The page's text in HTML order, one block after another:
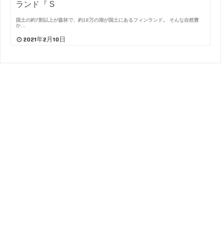
ランド『 S
国土の約7割以上が森林で、約18万の湖が国土にあるフィンランド。 そんな自然豊
か…
2021年2月10日